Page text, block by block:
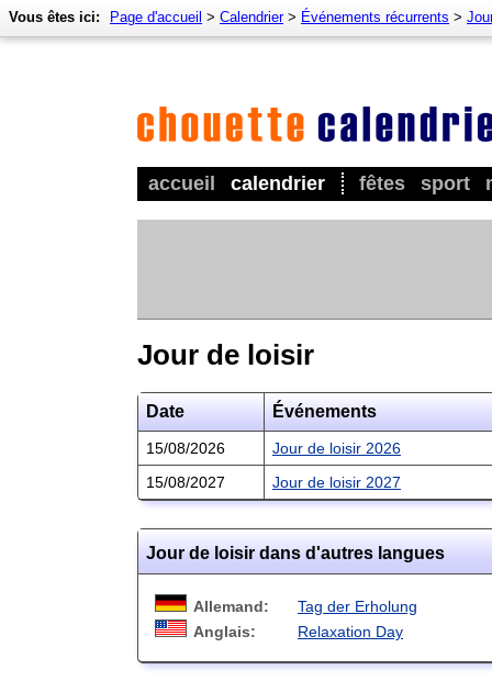
accueil calendrier fêtes sport
Vous êtes ici: Page d'accueil > Calendrier> Événements récurrents >
Jour de loisir
Date Événements
15/08/2026
Jour de loisir 2026
15/08/2027
Jour de loisir 2027
Jour de loisir dans d'autres langues
Allemand:
Tag der Erholung
Anglais:
Relaxation Day